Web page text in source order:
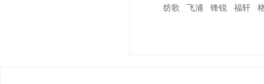
纺歌 飞浦 锋锐 福轩